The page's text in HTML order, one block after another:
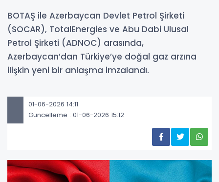
BOTAŞ ile Azerbaycan Devlet Petrol Şirketi
(SOCAR), TotalEnergies ve Abu Dabi Ulusal
Petrol Şirketi (ADNOC) arasında,
Azerbaycan’dan Türkiye’ye doğal gaz arzına
ilişkin yeni bir anlaşma imzalandı.
01-06-2026 14:11
Güncelleme : 01-06-2026 15:12